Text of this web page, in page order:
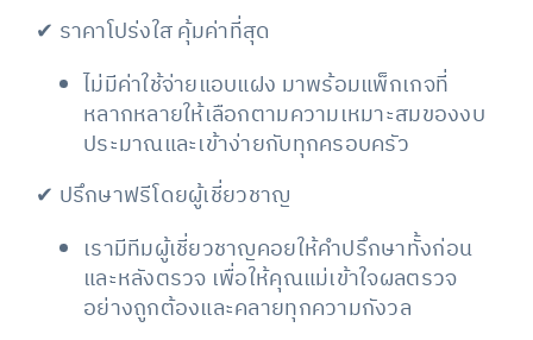
✔ ราคาโปร่งใส คุ้มค่าที่สุด
ไม่มีค่าใช้จ่ายแอบแฝง มาพร้อมแพ็กเกจที่
หลากหลายให้เลือกตามความเหมาะสมของงบ
ประมาณและเข้าง่ายกับทุกครอบครัว
✔ ปรึกษาฟรีโดยผู้เชี่ยวชาญ
เรามีทีมผู้เชี่ยวชาญคอยให้คำปรึกษาทั้งก่อน
และหลังตรวจ เพื่อให้คุณแม่เข้าใจผลตรวจ
อย่างถูกต้องและคลายทุกความกังวล